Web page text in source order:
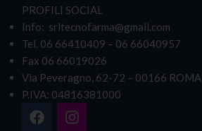
PROFILI SOCIAL
Info: srltecnofarma@gmail.com
Tel. 06 66410409 – 06 66040957
Fax 06 66019026
Via Peveragno, 62-72 – 00166 ROMA
P.IVA: 04816381000